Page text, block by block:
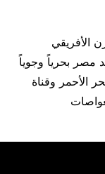
الأفريقي
مصر بحرياً وجوياً
الأحمر وقناة